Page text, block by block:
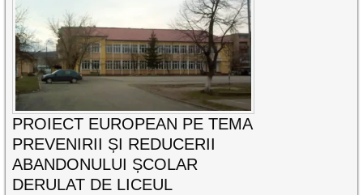
PROIECT EUROPEAN PE TEMA
PREVENIRII ȘI REDUCERII
ABANDONULUI ȘCOLAR
DERULAT DE LICEUL